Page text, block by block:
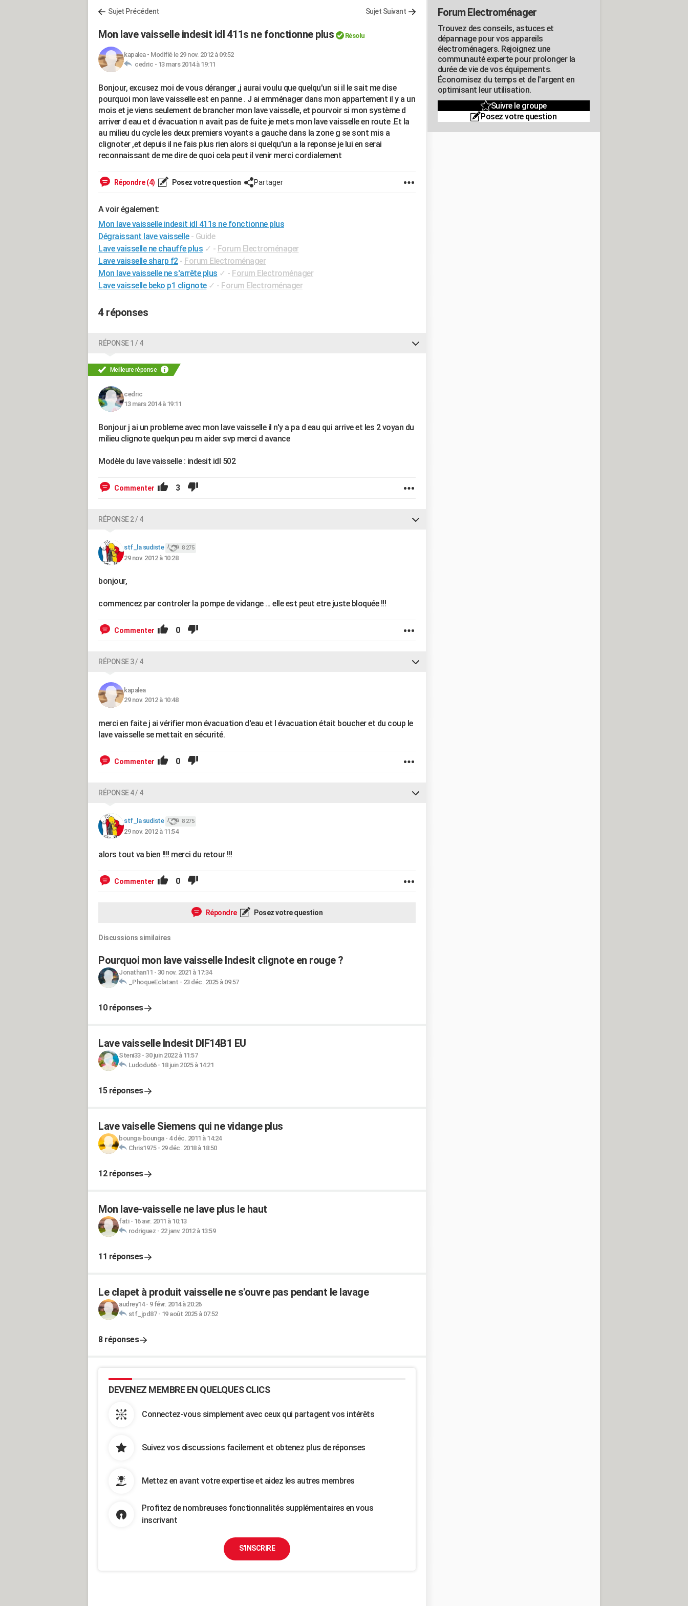
Sujet Précédent Sujet Suivant
Mon lave vaisselle indesit idl 411s ne fonctionne plus Résolu
kapalea- Modifié le 29 nov. 2012 à 09:52
cedric - 13 mars 2014 à 19:11
Bonjour, excusez moi de vous déranger ,j aurai voulu que quelqu'un si il le sait me dise
pourquoi mon lave vaisselle est en panne . J ai emménager dans mon appartement il y a un
mois et je viens seulement de brancher mon lave vaisselle, et pourvoir si mon système d
arriver d eau et d évacuation n avait pas de fuite je mets mon lave vaisselle en route .Et la
au milieu du cycle les deux premiers voyants a gauche dans la zone g se sont mis a
clignoter ,et depuis il ne fais plus rien alors si quelqu'un a la reponse je lui en serai
reconnaissant de me dire de quoi cela peut il venir merci cordialement
Répondre (4) Posez votre question Partager
A voir également:
Mon lave vaisselle indesit idl 411s ne fonctionne plus
Dégraissant lave vaisselle - Guide
Lave vaisselle ne chauffe plus ✓ - Forum Electroménager
Lave vaisselle sharp f2 - Forum Electroménager
Mon lave vaisselle ne s'arrête plus ✓ - Forum Electroménager
Lave vaisselle beko p1 clignote ✓ - Forum Electroménager
4 réponses
RÉPONSE 1 / 4
Meilleure réponse
cedric
13 mars 2014 à 19:11
Bonjour j ai un probleme avec mon lave vaisselle il n'y a pa d eau qui arrive et les 2 voyan du
milieu clignote quelqun peu m aider svp merci d avance
Modèle du lave vaisselle : indesit idl 502
Commenter 3
RÉPONSE 2 / 4
stf_la sudiste 8 275
29 nov. 2012 à 10:28
bonjour,
commencez par controler la pompe de vidange ... elle est peut etre juste bloquée !!!
Commenter 0
RÉPONSE 3 / 4
kapalea
29 nov. 2012 à 10:48
merci en faite j ai vérifier mon évacuation d'eau et l évacuation était boucher et du coup le
lave vaisselle se mettait en sécurité.
Commenter 0
RÉPONSE 4 / 4
stf_la sudiste 8 275
29 nov. 2012 à 11:54
alors tout va bien !!!! merci du retour !!!
Commenter 0
Répondre Posez votre question
Discussions similaires
Pourquoi mon lave vaisselle Indesit clignote en rouge ?
Jonathan11 - 30 nov. 2021 à 17:34
_PhoqueEclatant - 23 déc. 2025 à 09:57
10 réponses
Lave vaisselle Indesit DIF14B1 EU
Steni33- 30 juin 2022 à 11:57
Ludodu66- 18 juin 2025 à 14:21
15 réponses
Lave vaiselle Siemens qui ne vidange plus
bounga-bounga- 4 déc. 2011 à 14:24
Chris1975- 29 déc. 2018 à 18:50
12 réponses
Mon lave-vaisselle ne lave plus le haut
fati- 16 avr. 2011 à 10:13
rodriguez - 22 janv. 2012 à 13:59
11 réponses
Le clapet à produit vaisselle ne s'ouvre pas pendant le lavage
audrey14- 9 févr. 2014 à 20:26
stf_jpd87- 19 août 2025 à 07:52
8 réponses
DEVENEZ MEMBRE EN QUELQUES CLICS
Connectez-vous simplement avec ceux qui partagent vos intérêts
Suivez vos discussions facilement et obtenez plus de réponses
Mettez en avant votre expertise et aidez les autres membres
Profitez de nombreuses fonctionnalités supplémentaires en vous
inscrivant
S'INSCRIRE
Forum Electroménager
Trouvez des conseils, astuces et
dépannage pour vos appareils
électroménagers. Rejoignez une
communauté experte pour prolonger la
durée de vie de vos équipements.
Économisez du temps et de l'argent en
optimisant leur utilisation.
Suivre le groupe
Posez votre question